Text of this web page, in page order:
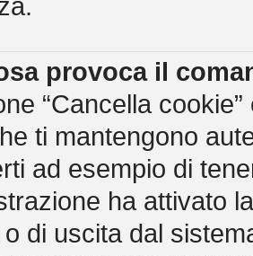
provoca il
“Cancella
ti mantengono
ad esempio di
ha attivato
di uscita dal